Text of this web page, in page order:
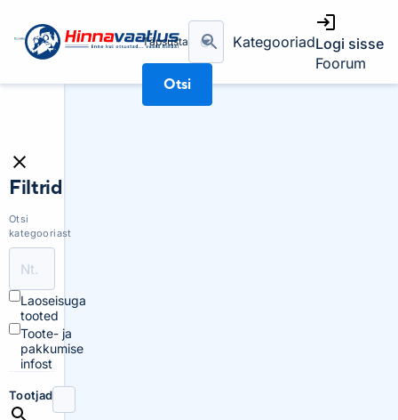
Täpsusta
Otsi
KategooriadLogi sisse
Foorum
Filtrid
Otsi
kategooriast
Laoseisuga
tooted
Toote- ja
pakkumise
infost
Tootjad